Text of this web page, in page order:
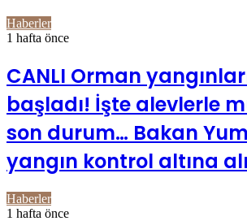
Haberler
1 hafta önce
CANLI Orman
başladı! İşte alevlerle
son durum… Bakan
yangın kontrol altına
Haberler
1 hafta önce